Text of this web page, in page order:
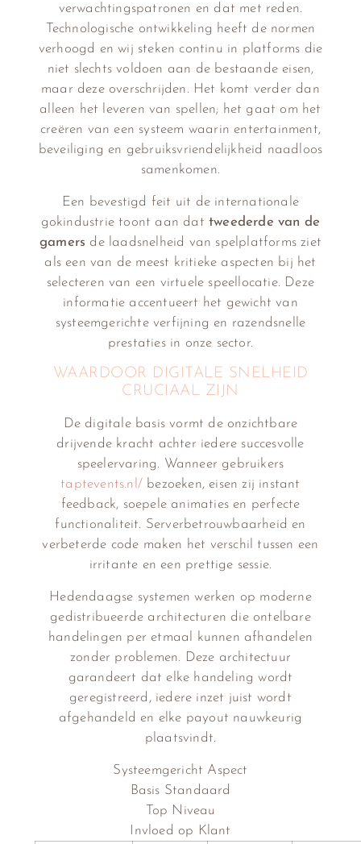
verwachtingspatronen en dat met reden.
Technologische ontwikkeling heeft de normen
verhoogd en wij steken continu in platforms die
niet slechts voldoen aan de bestaande eisen,
maar deze overschrijden. Het komt verder dan
alleen het leveren van spellen; het gaat om het
creëren van een systeem waarin entertainment,
beveiliging en gebruiksvriendelijkheid naadloos
samenkomen.
Een bevestigd feit uit de internationale
gokindustrie toont aan dattweederde van de
gamers de laadsnelheid van spelplatforms ziet
als een van de meest kritieke aspecten bij het
selecteren van een virtuele speellocatie. Deze
informatie accentueert het gewicht van
systeemgerichte verfijning en razendsnelle
prestaties in onze sector.
WAARDOOR DIGITALE SNELHEID
CRUCIAAL ZIJN
De digitale basis vormt de onzichtbare
drijvende kracht achter iedere succesvolle
speelervaring. Wanneer gebruikers
taptevents.nl/ bezoeken, eisen zij instant
feedback, soepele animaties en perfecte
functionaliteit. Serverbetrouwbaarheid en
verbeterde code maken het verschil tussen een
irritante en een prettige sessie.
Hedendaagse systemen werken op moderne
gedistribueerde architecturen die ontelbare
handelingen per etmaal kunnen afhandelen
zonder problemen. Deze architectuur
garandeert dat elke handeling wordt
geregistreerd, iedere inzet juist wordt
afgehandeld en elke payout nauwkeurig
plaatsvindt.
Systeemgericht Aspect
Basis Standaard
Top Niveau
Invloed op Klant